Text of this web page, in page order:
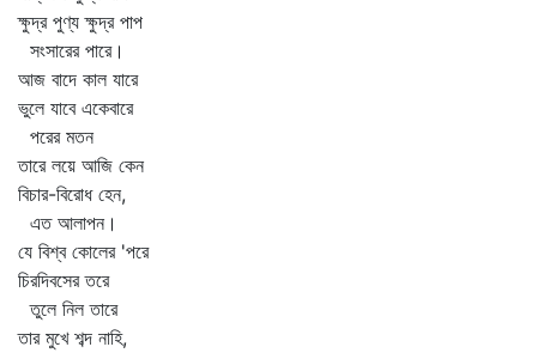
ক্ষুদ্র পুণ্য ক্ষুদ্র পাপ
সংসারের পারে।
আজ বাদে কাল যারে
ভুলে যাবে একেবারে
পরের মতন
তারে লয়ে আজি কেন
বিচার-বিরোধ হেন,
এত আলাপন।
যে বিশ্ব কোলের 'পরে
চিরদিবসের তরে
তুলে নিল তারে
তার মুখে শব্দ নাহি,